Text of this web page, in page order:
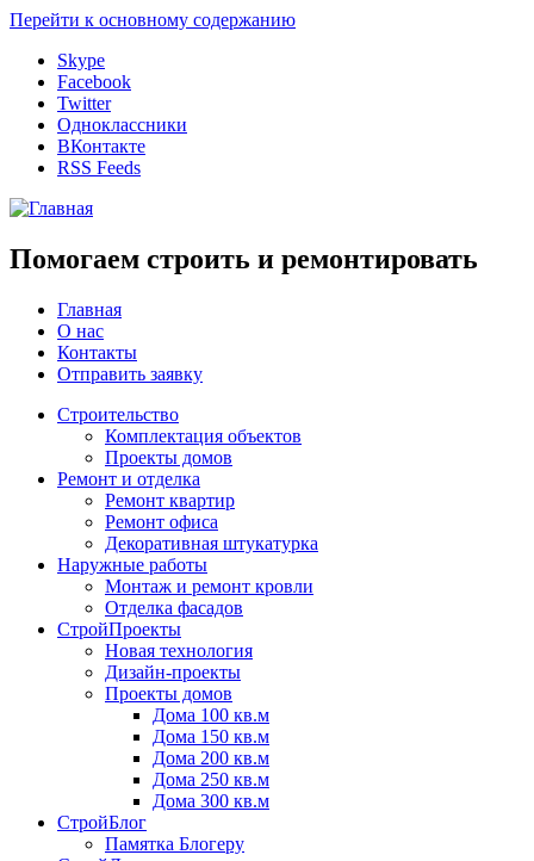
Перейти к основному содержанию
Skype
Facebook
Twitter
Одноклассники
ВКонтакте
RSS Feeds
Помогаем строить и ремонтировать
Главная
О нас
Контакты
Отправить заявку
Строительство
Комплектация объектов
Проекты домов
Ремонт и отделка
Ремонт квартир
Ремонт офиса
Декоративная штукатурка
Наружные работы
Монтаж и ремонт кровли
Отделка фасадов
СтройПроекты
Новая технология
Дизайн-проекты
Проекты домов
Дома 100 кв.м
Дома 150 кв.м
Дома 200 кв.м
Дома 250 кв.м
Дома 300 кв.м
СтройБлог
Памятка Блогеру